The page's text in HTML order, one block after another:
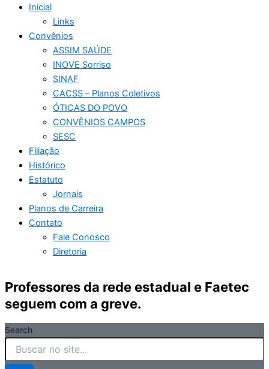
Inicial
Links
Convênios
ASSIM SAÚDE
INOVE Sorriso
SINAF
CACSS – Planos Coletivos
ÓTICAS DO POVO
CONVÊNIOS CAMPOS
SESC
Filiação
Histórico
Estatuto
Jornais
Planos de Carreira
Contato
Fale Conosco
Diretoria
Professores da rede estadual e Faetec
seguem com a greve.
Search